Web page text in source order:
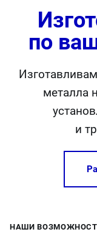
по
металла
и
НАШИ